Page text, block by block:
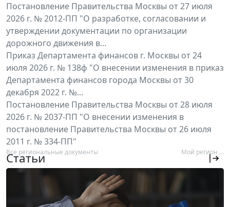
Постановление Правительства Москвы от 27 июля
2026 г. № 2012-ПП "О разработке, согласовании и
утверждении документации по организации
дорожного движения в...
Приказ Департамента финансов г. Москвы от 24
июля 2026 г. № 138ф "О внесении изменения в приказ
Департамента финансов города Москвы от 30
декабря 2022 г. №...
Постановление Правительства Москвы от 28 июля
2026 г. № 2037-ПП "О внесении изменения в
постановление Правительства Москвы от 26 июля
2011 г. № 334-ПП"
Все региональные документы Мой регион ...
Статьи